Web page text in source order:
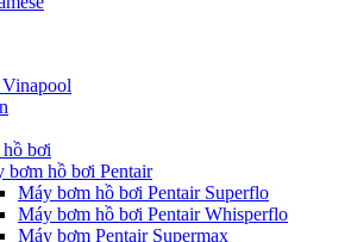
bơi
bơm hồ bơi Pentair
Máy bơm hồ bơi Pentair Superflo
Máy bơm hồ bơi Pentair Whisperflo
Máy bơm Pentair Supermax